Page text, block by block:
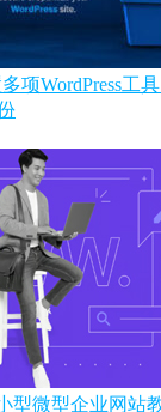
项WordPress工
型微型企业网站